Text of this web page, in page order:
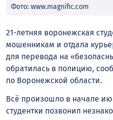
Фото: www.magnific.com
21-летняя воронежская
мошенникам и отдала
для перевода на
обратилась в полицию,
по Воронежской области.
Всё произошло в начале
студентки позвонил